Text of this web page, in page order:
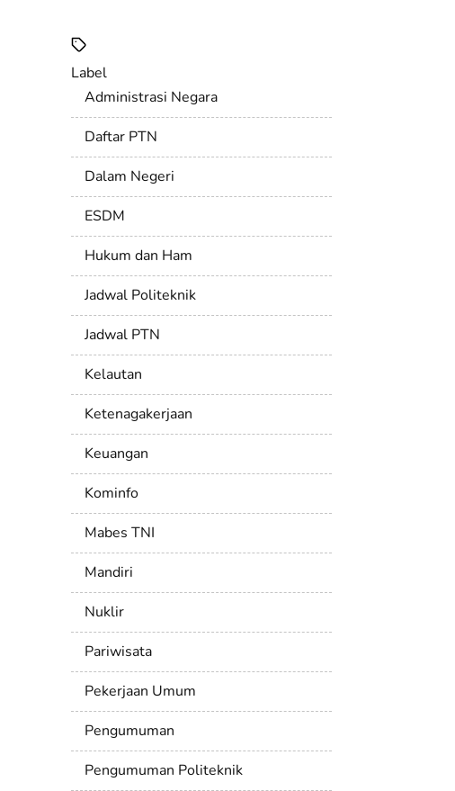
Label
Administrasi Negara
Daftar PTN
Dalam Negeri
ESDM
Hukum dan Ham
Jadwal Politeknik
Jadwal PTN
Kelautan
Ketenagakerjaan
Keuangan
Kominfo
Mabes TNI
Mandiri
Nuklir
Pariwisata
Pekerjaan Umum
Pengumuman
Pengumuman Politeknik